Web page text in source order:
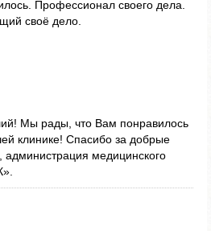
Профессионал своего дела.
своё дело.
Мы рады, что Вам понравилось
клинике! Спасибо за добрые
медицинского